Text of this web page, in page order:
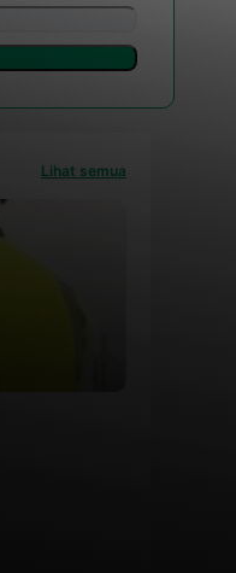
Lihat semua